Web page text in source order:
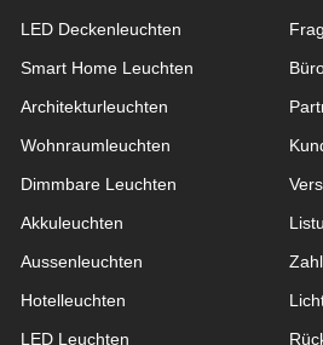
LED Deckenleuchten
Smart Home Leuchten
Architekturleuchten
Wohnraum­leuchten
Dimmbare Leuchten
Akkuleuchten
Aussen­leuchten
Hotelleuchten
LED Leuchten